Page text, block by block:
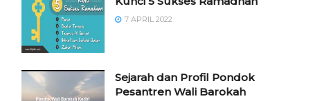
7 APRIL 2022
Sejarah dan Profil Pondok
Pesantren Wali Barokah